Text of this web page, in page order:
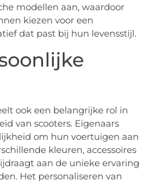
modellen aan, waardoor
kiezen voor een
dat past bij hun levensstijl.
ook een belangrijke rol in
van scooters. Eigenaars
om hun voertuigen aan
kleuren, accessoires
aan de unieke ervaring
Het personaliseren van